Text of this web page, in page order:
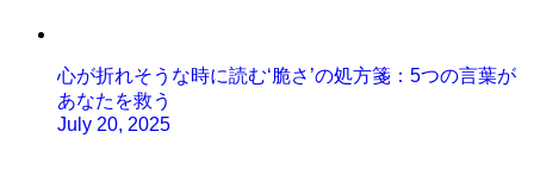
心が折れそうな時に読む‘脆さ’の処方箋：5つの言葉が
あなたを救う
July 20, 2025